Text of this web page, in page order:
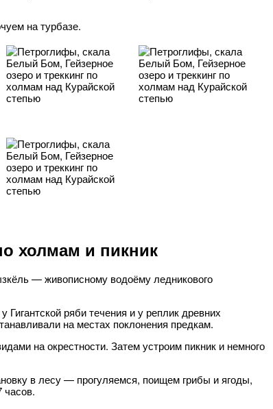
на турбазе.
холмам и пикник
— живописному водоёму ледникового
ряби течения и у реплик древних
на местах поклонения предкам.
на окрестности. Затем устроим пикник и немного
в лесу — прогуляемся, поищем грибы и ягоды,
часов.